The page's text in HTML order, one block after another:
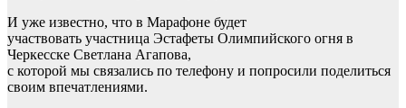
И уже известно, что в Марафоне будет
участвовать участница Эстафеты Олимпийского огня в
Черкесске Светлана Агапова,
с которой мы связались по телефону и попросили поделиться
своим впечатлениями.